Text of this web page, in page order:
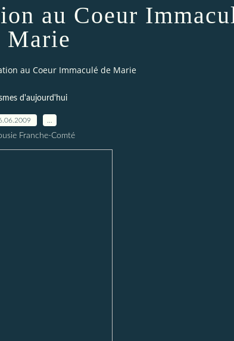
au Coeur
Marie
au Coeur Immaculé de Marie
d'aujourd'hui
Franche-Comté